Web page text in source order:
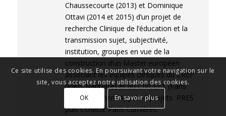
Chaussecourte (2013) et Dominique
Ottavi (2014 et 2015) d’un projet de
recherche Clinique de l’éducation et la
transmission sujet, subjectivité,
institution, groupes en vue de la
construction d’un Master européen
associant les équipes cliniques du CREF
(Paris Nanterre) et du CIRCEFT (Paris
8). Financement Appels à projets PRES
puis COMUE Paris-Lumières.
Ce site utilise des cookies. En poursuivant votre navigation sur le
site, vous acceptez notre utilisation des cookies.
OK
En savoir plus